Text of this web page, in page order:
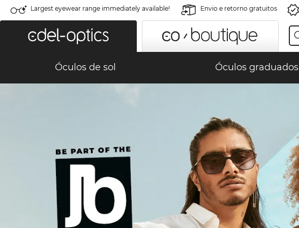
Largest eyewear range immediately available! Envio e retorno gratuitos
Óculos de sol Óculos graduados